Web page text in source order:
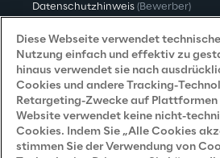
Datenschutzhinweis (Bewerber)
Datenschutzhinweis(Kunden)
Datenschutzhinweis (Dienstleister)
Datenschutzhinweis (Marketing)
Grundsatzerklärung - LKSG
Accessibility Statement
Diese Webseite verwendet
Nutzung einfach und effektiv zu
hinaus verwendet sie nach
Cookies und andere Tracking-
Retargeting-Zwecke auf Plattformen
Website verwendet keine nicht-
Cookies. Indem Sie „Alle Cookies
stimmen Sie der Verwendung von